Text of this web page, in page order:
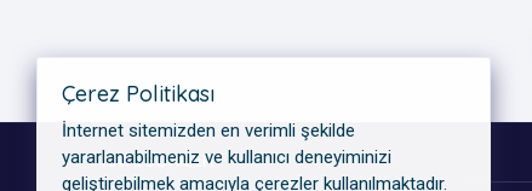
KATEGORILER
Çerez Politikası
İnternet sitemizden en verimli şekilde
yararlanabilmeniz ve kullanıcı deneyiminizi
geliştirebilmek amacıyla çerezler kullanılmaktadır.